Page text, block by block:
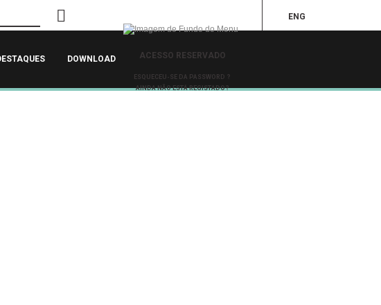
ENG
DOWNLOAD ACESSO RESERVADO
ESQUECEU-SE DA PASSWORD ?
AINDA NÃO ESTÁ REGISTADO?